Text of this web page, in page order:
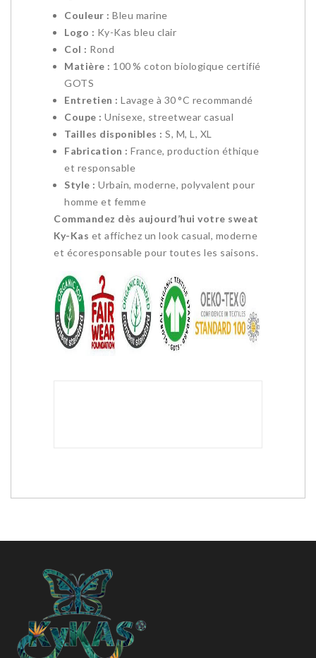
Couleur : Bleu marine
Logo : Ky-Kas bleu clair
Col : Rond
Matière : 100 % coton biologique certifié
GOTS
Entretien : Lavage à 30 °C recommandé
Coupe : Unisexe, streetwear casual
Tailles disponibles : S, M, L, XL
Fabrication : France, production éthique
et responsable
Style : Urbain, moderne, polyvalent pour
homme et femme
Commandez dès aujourd’hui votre sweat
Ky-Kas et affichez un look casual, moderne
et écoresponsable pour toutes les saisons.